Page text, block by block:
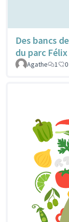
Des bancs
du parc
Agathe
1 0